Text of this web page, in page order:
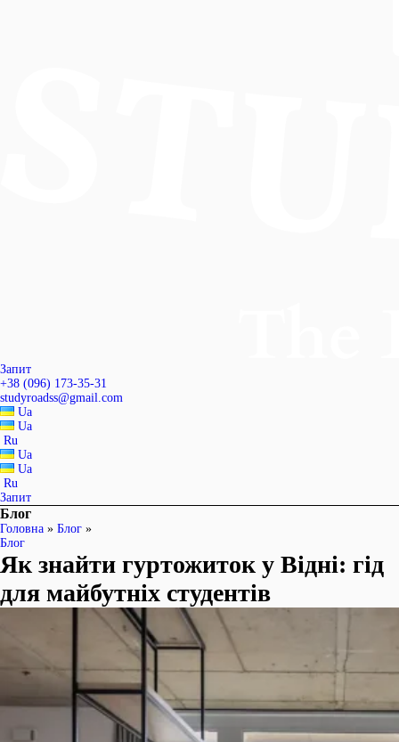
Запит
+38 (096) 173-35-31
studyroadss@gmail.com
Ua
Ua
Ru
Ua
Ua
Ru
Запит
Блог
Головна » Блог »
Блог
Як знайти гуртожиток у Відні: гід
для майбутніх студентів